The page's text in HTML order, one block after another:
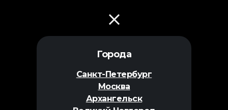
Города
Санкт-Петербург
Москва
Архангельск